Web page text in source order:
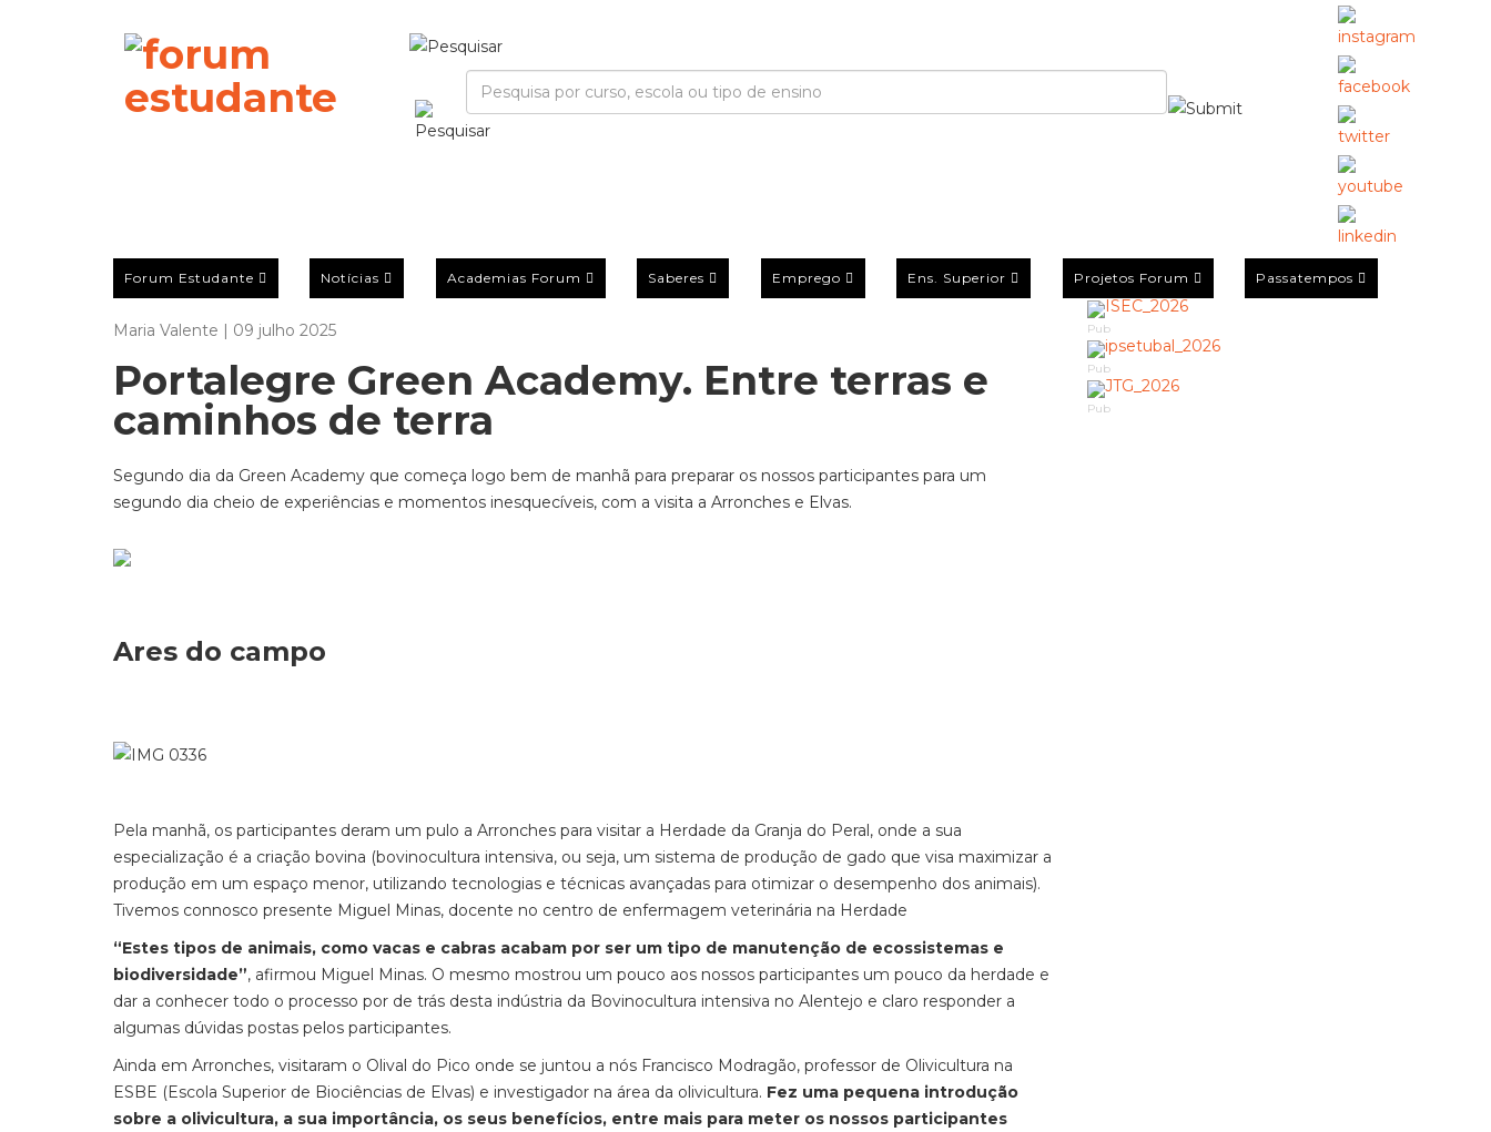
Forum Estudante Notícias Academias Forum Saberes Emprego Ens. Superior Projetos Forum Passatempos
Maria Valente | 09 julho 2025
Portalegre Green Academy. Entre terras e
caminhos de terra
Segundo dia da Green Academy que começa logo bem de manhã para preparar os nossos participantes para um
segundo dia cheio de experiências e momentos inesquecíveis, com a visita a Arronches e Elvas.
Ares do campo
Pela manhã, os participantes deram um pulo a Arronches para visitar a Herdade da Granja do Peral, onde a sua
especialização é a criação bovina (bovinocultura intensiva, ou seja, um sistema de produção de gado que visa maximizar a
produção em um espaço menor, utilizando tecnologias e técnicas avançadas para otimizar o desempenho dos animais).
Tivemos connosco presente Miguel Minas, docente no centro de enfermagem veterinária na Herdade
“Estes tipos de animais, como vacas e cabras acabam por ser um tipo de manutenção de ecossistemas e
biodiversidade”, afirmou Miguel Minas. O mesmo mostrou um pouco aos nossos participantes um pouco da herdade e
dar a conhecer todo o processo por de trás desta indústria da Bovinocultura intensiva no Alentejo e claro responder a
algumas dúvidas postas pelos participantes.
Ainda em Arronches, visitaram o Olival do Pico onde se juntou a nós Francisco Modragão, professor de Olivicultura na
ESBE (Escola Superior de Biociências de Elvas) e investigador na área da olivicultura. Fez uma pequena introdução
sobre a olivicultura, a sua importância, os seus benefícios, entre mais para meter os nossos participantes
Pub
Pub
Pub